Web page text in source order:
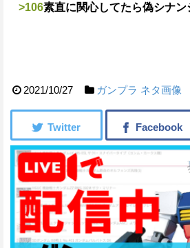
>106素直に関心してたら偽シナン
2021/10/27 ガンプラ ネタ画像